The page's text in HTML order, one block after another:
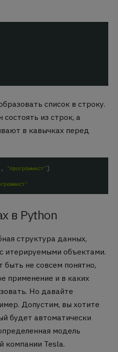
список в строку.
из строк, а
в кавычках перед
в Python
структура данных,
итерируемыми объектами.
не совсем понятно,
применение и в каких
Но давайте
Допустим, вы хотите
будет автоматически
модель
компании Tesla.